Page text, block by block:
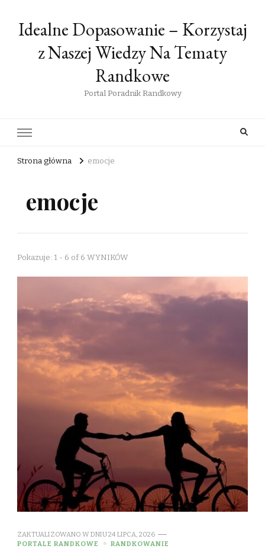
Idealne Dopasowanie – Korzystaj
z Naszej Wiedzy Na Tematy
Randkowe
Portal Poradnik Randkowy
Strona główna emocje
emocje
Pokazuje: 1 - 6 of 6 WYNIKÓW
ZAKTUALIZOWANO W DNIU24 LIPCA, 2026
PORTALE RANDKOWE
RANDKOWANIE